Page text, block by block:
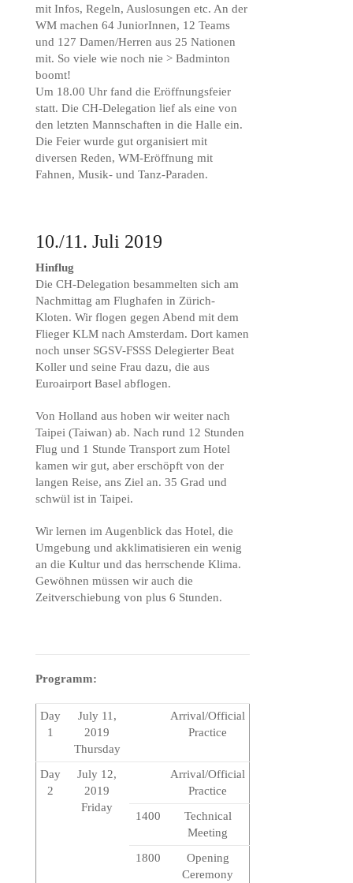
mit Infos, Regeln, Auslosungen etc. An der
WM machen 64 JuniorInnen, 12 Teams
und 127 Damen/Herren aus 25 Nationen
mit. So viele wie noch nie > Badminton
boomt!
Um 18.00 Uhr fand die Eröffnungsfeier
statt. Die CH-Delegation lief als eine von
den letzten Mannschaften in die Halle ein.
Die Feier wurde gut organisiert mit
diversen Reden, WM-Eröffnung mit
Fahnen, Musik- und Tanz-Paraden.
10./11. Juli 2019
Hinflug
Die CH-Delegation besammelten sich am
Nachmittag am Flughafen in Zürich-
Kloten. Wir flogen gegen Abend mit dem
Flieger KLM nach Amsterdam. Dort kamen
noch unser SGSV-FSSS Delegierter Beat
Koller und seine Frau dazu, die aus
Euroairport Basel abflogen.
Von Holland aus hoben wir weiter nach
Taipei (Taiwan) ab. Nach rund 12 Stunden
Flug und 1 Stunde Transport zum Hotel
kamen wir gut, aber erschöpft von der
langen Reise, ans Ziel an. 35 Grad und
schwül ist in Taipei.
Wir lernen im Augenblick das Hotel, die
Umgebung und akklimatisieren ein wenig
an die Kultur und das herrschende Klima.
Gewöhnen müssen wir auch die
Zeitverschiebung von plus 6 Stunden.
Programm:
Day
1
July 11,
2019
Thursday
Arrival/Official
Practice
Day
2
July 12,
2019
Friday
Arrival/Official
Practice
1400
Technical
Meeting
1800
Opening
Ceremony